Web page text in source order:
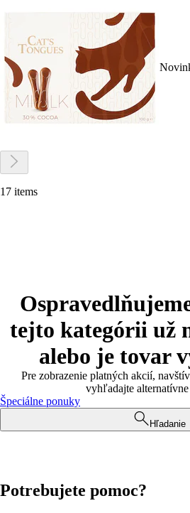
17 items
tejto kategórii už
alebo je tovar
Pre zobrazenie platných akcií,
vyhľadajte
Špeciálne ponuky
Hľadanie
Potrebujete pomoc?